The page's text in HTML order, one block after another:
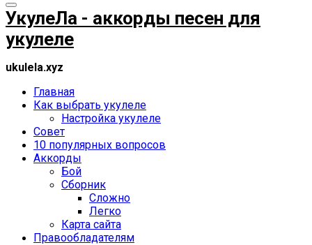
УкулеЛа - аккорды песен для
укулеле
ukulela.xyz
Главная
Как выбрать укулеле
Настройка укулеле
Совет
10 популярных вопросов
Аккорды
Бой
Сборник
Сложно
Легко
Карта сайта
Правообладателям